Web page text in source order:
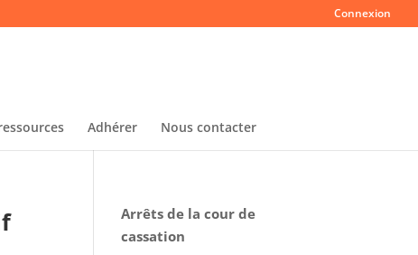
Connexion
Adhérer Nous contacter
Arrêts de la cour de
cassation